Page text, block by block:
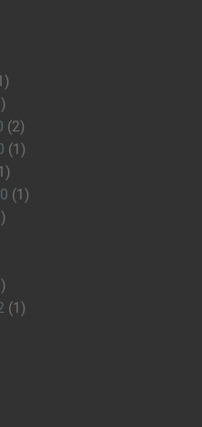
(2)
(1)
(1)
(1)